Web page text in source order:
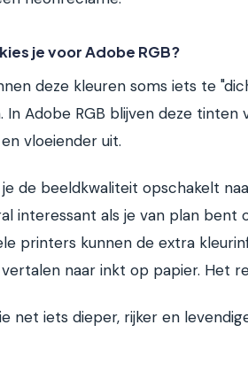
je voor Adobe RGB?
deze kleuren soms iets te
In Adobe RGB blijven deze tinten
vloeiender uit.
de beeldkwaliteit opschakelt
interessant als je van plan bent
printers kunnen de extra
naar inkt op papier. Het
net iets dieper, rijker en